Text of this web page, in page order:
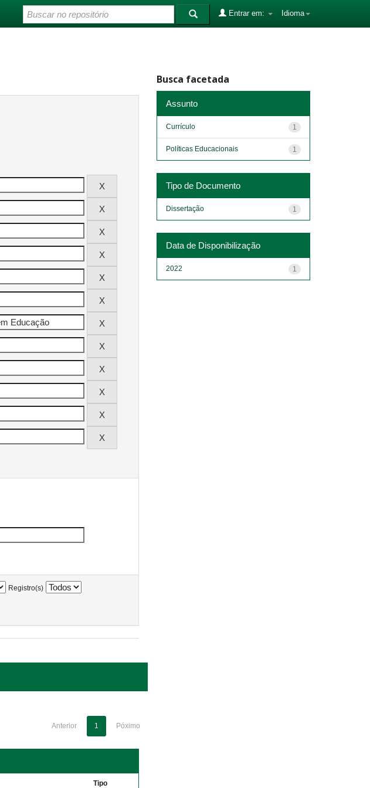
Idioma
Entrar em:
Registro(s)
Anterior 1 Póximo
Tipo
Busca facetada
Assunto
1
Currículo
1
Políticas Educacionais
Tipo de Documento
1
Dissertação
Data de Disponibilização
1
2022